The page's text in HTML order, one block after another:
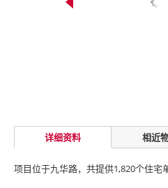
详细资料 相近
项目位于九华路，共提供1,820个住宅